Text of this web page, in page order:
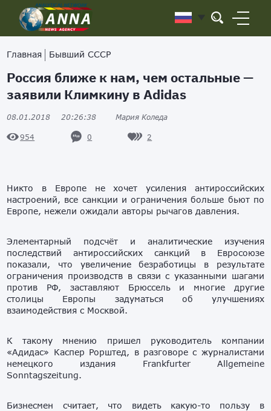
Главная Бывший СССР
Россия ближе к нам, чем остальные —
заявили Климкину в Adidas
08.01.2018 20:26:38 Мария Коледа
954 0 2
Никто в Европе не хочет усиления антироссийских
настроений, все санкции и ограничения больше бьют по
Европе, нежели ожидали авторы рычагов давления.
Элементарный подсчёт и аналитические изучения
последствий антироссийских санкций в Евросоюзе
показали, что увеличение безработицы в результате
ограничения производств в связи с указанными шагами
против РФ, заставляют Брюссель и многие другие
столицы Европы задуматься об улучшениях
взаимодействия с Москвой.
К такому мнению пришел руководитель компании
«Адидас» Каспер Рорштед, в разговоре с журналистами
немецкого издания Frankfurter Allgemeine
Sonntagszeitung.
Бизнесмен считает, что видеть какую-то пользу в